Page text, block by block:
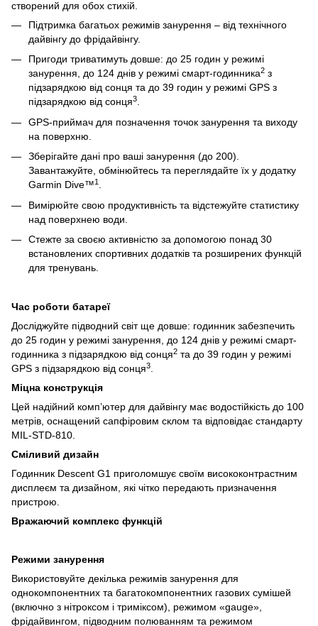
створений для обох стихій.
Підтримка багатьох режимів занурення – від технічного
дайвінгу до фрідайвінгу.
Пригоди триватимуть довше: до 25 годин у режимі
занурення, до 124 днів у режимі смарт-годинника2 з
підзарядкою від сонця та до 39 годин у режимі GPS з
підзарядкою від сонця3.
GPS-приймач для позначення точок занурення та виходу
на поверхню.
Зберігайте дані про ваші занурення (до 200).
Завантажуйте, обмінюйтесь та переглядайте їх у додатку
Garmin Dive™1
Вимірюйте свою продуктивність та відстежуйте статистику
над поверхнею води.
Стежте за своєю активністю за допомогою понад 30
встановлених спортивних додатків та розширених функцій
для тренувань.
Час роботи батареї
Досліджуйте підводний світ ще довше: годинник забезпечить
до 25 годин у режимі занурення, до 124 днів у режимі смарт-
годинника з підзарядкою від сонця2 та до 39 годин у режимі
GPS з підзарядкою від сонця3.
Міцна конструкція
Цей надійний комп’ютер для дайвінгу має водостійкість до 100
метрів, оснащений сапфіровим склом та відповідає стандарту
MIL-STD-810.
Сміливий дизайн
Годинник Descent G1 приголомшує своїм висококонтрастним
дисплеєм та дизайном, які чітко передають призначення
пристрою.
Вражаючий комплекс функцій
Режими занурення
Використовуйте декілька режимів занурення для
однокомпонентних та багатокомпонентних газових сумішей
(включно з нітроксом і триміксом), режимом «gauge»,
фрідайвингом, підводним полюванням та режимом